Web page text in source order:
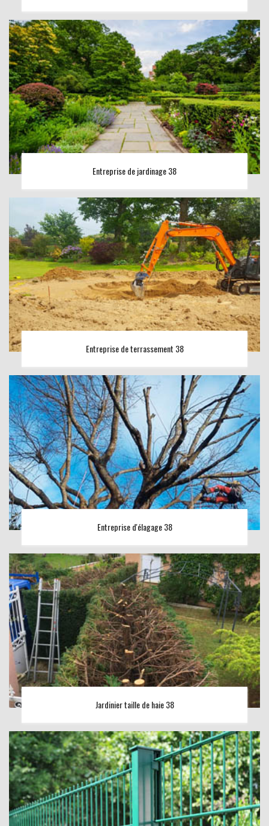
Entreprise de jardinage 38
Entreprise de terrassement 38
Entreprise d'élagage 38
Jardinier taille de haie 38